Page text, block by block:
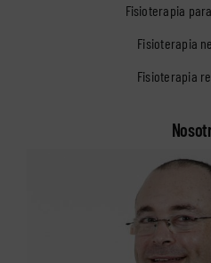
Fisioterapia
Fisioterapia
Fisioterapia